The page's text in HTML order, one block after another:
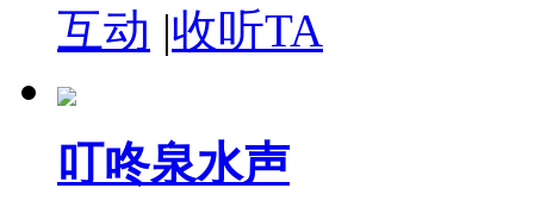
互动 |收听TA
叮咚泉水声